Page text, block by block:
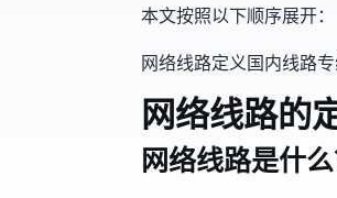
本文按照以下顺序展开：
网络线路定义->ASN->国内线路
1.网络线路
网络线路是什么